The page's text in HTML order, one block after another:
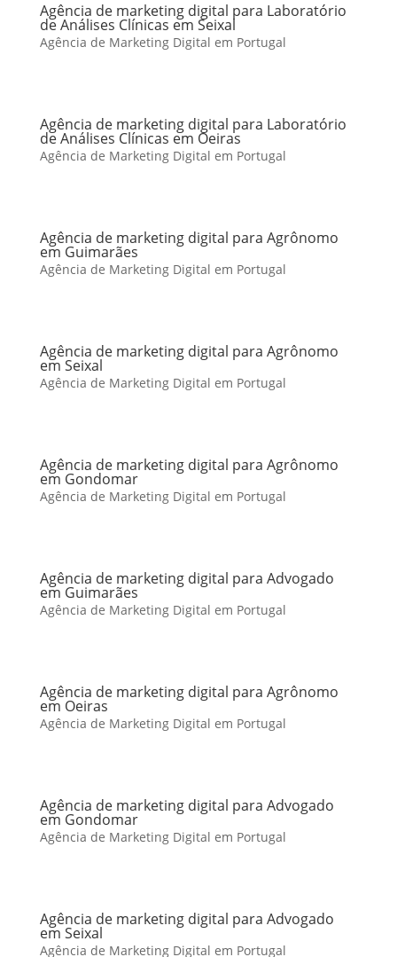
Agência de marketing digital para Laboratório
de Análises Clínicas em Seixal
Agência de Marketing Digital em Portugal
Agência de marketing digital para Laboratório
de Análises Clínicas em Oeiras
Agência de Marketing Digital em Portugal
Agência de marketing digital para Agrônomo
em Guimarães
Agência de Marketing Digital em Portugal
Agência de marketing digital para Agrônomo
em Seixal
Agência de Marketing Digital em Portugal
Agência de marketing digital para Agrônomo
em Gondomar
Agência de Marketing Digital em Portugal
Agência de marketing digital para Advogado
em Guimarães
Agência de Marketing Digital em Portugal
Agência de marketing digital para Agrônomo
em Oeiras
Agência de Marketing Digital em Portugal
Agência de marketing digital para Advogado
em Gondomar
Agência de Marketing Digital em Portugal
Agência de marketing digital para Advogado
em Seixal
Agência de Marketing Digital em Portugal